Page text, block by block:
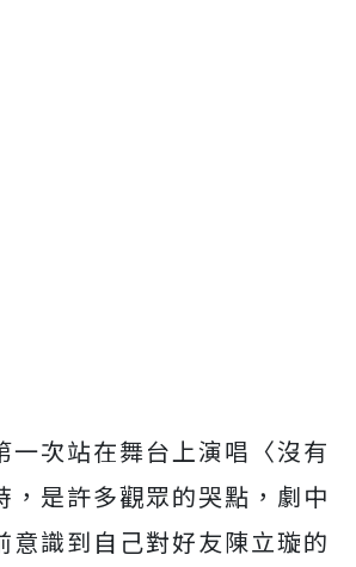
一次站在舞台上演唱〈沒有
是許多觀眾的哭點， 劇中
意識到自己對好友陳立璇的